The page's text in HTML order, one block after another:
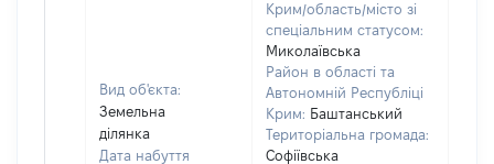
Вид об'єкта:
Земельна
ділянка
Дата набуття
Крим/область/місто зі
спеціальним статусом:
Миколаївська
Район в області та
Автономній Республіці
Крим: Баштанський
Територіальна громада:
Софіївська